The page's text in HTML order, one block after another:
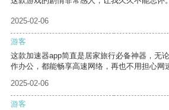
2025-02-06
游客
这款加速器app简直是居家旅行必备神器，无
作办公，都能畅享高速网络，再也不用担心网
2025-02-06
游客